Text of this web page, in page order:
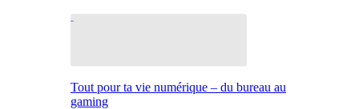
Tout pour ta vie numérique – du bureau au
gaming